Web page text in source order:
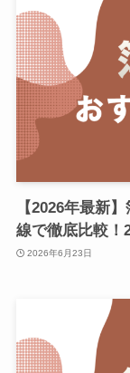
【2026年最新
線で徹底比較！
2026年6月23日